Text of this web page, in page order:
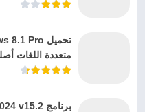
متعددة اللغات